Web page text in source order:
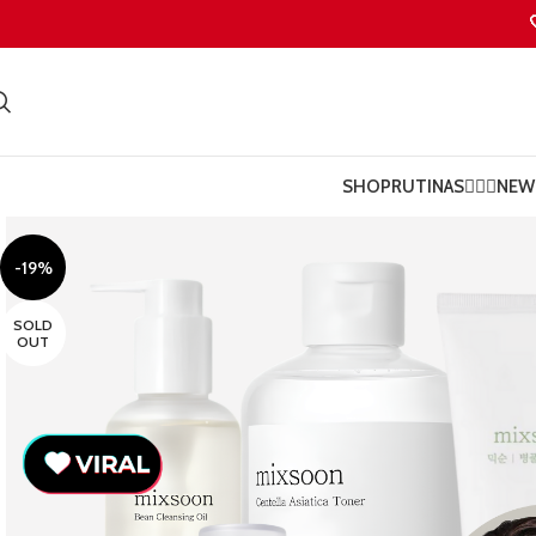
SHOPRUTINAS💆🏻‍♀️
-19%
SOLD
OUT